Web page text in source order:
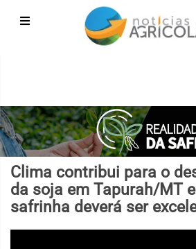
Clima contribui para o
da soja em Tapurah/MT
safrinha deverá ser